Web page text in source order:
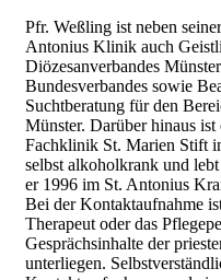
Pfr. Weßling ist neben
Antonius Klinik auch
Diözesanverbandes
Bundesverbandes sowie
Suchtberatung für den
Münster. Darüber hinaus ist
Fachklinik St. Marien Stift
selbst alkoholkrank und
er 1996 im St. Antonius
Bei der Kontaktaufnahme
Therapeut oder das
Gesprächsinhalte der
unterliegen.